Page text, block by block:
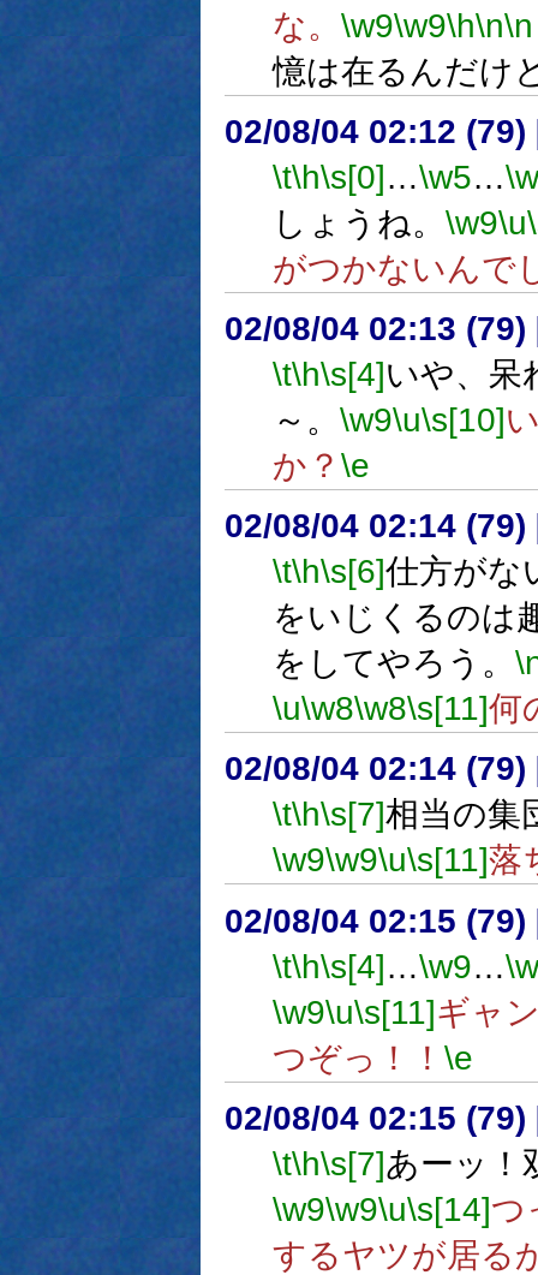
な。 \w9\w9\h\n\n
憶は在るんだけ
02/08/04 02:12 (79)
\t\h\s[0]…\w5…
しょうね。 \w9\u
がつかないんで
02/08/04 02:13 (79)
\t\h\s[4]いや、呆
～。 \w9\u\s[10]
か？ \e
02/08/04 02:14 (79)
\t\h\s[6]仕方がな
をいじくるのは
をしてやろう。
\u\w8\w8\s[11]何
02/08/04 02:14 (79)
\t\h\s[7]相当の集
\w9\w9\u\s[11]落
02/08/04 02:15 (79)
\t\h\s[4]…\w9…
\w9\u\s[11]ギャ
つぞっ！！ \e
02/08/04 02:15 (79)
\t\h\s[7]あーッ！
\w9\w9\u\s[14]つ
するヤツが居る